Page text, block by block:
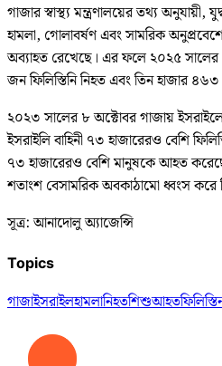
গাজার স্বাস্থ্য মন্ত্রণালয়ের তথ্য অনুযায়ী,
হামলা, গোলাবর্ষণ এবং সামরিক
অব্যাহত রেখেছে। এর ফলে ২০২৫
জন ফিলিস্তিনি নিহত এবং তিন হাজার
২০২৩ সালের ৮ অক্টোবর গাজায়
ইসরাইলি বাহিনী ৭৩ হাজারেরও বেশি
৭৩ হাজারেরও বেশি মানুষকে আহত
শতাংশ বেসামরিক অবকাঠামো ধ্বংস করে
সূত্র: আনাদোলু অ্যাজেন্সি
Topics
গাজাইসরাইলহামলানিহতশিশুআহত